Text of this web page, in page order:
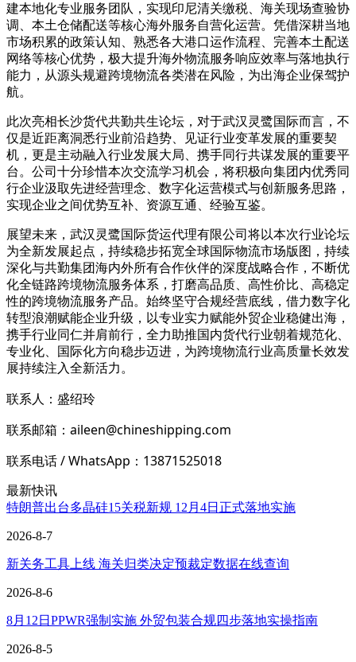
建本地化专业服务团队，实现印尼清关缴税、海关现场查验协
调、本土仓储配送等核心海外服务自营化运营。凭借深耕当地
市场积累的政策认知、熟悉各大港口运作流程、完善本土配送
网络等核心优势，极大提升海外物流服务响应效率与落地执行
能力，从源头规避跨境物流各类潜在风险，为出海企业保驾护
航。
此次亮相长沙货代共勤共生论坛，对于武汉灵鹭国际而言，不
仅是近距离洞悉行业前沿趋势、见证行业变革发展的重要契
机，更是主动融入行业发展大局、携手同行共谋发展的重要平
台。公司十分珍惜本次交流学习机会，将积极向集团内优秀同
行企业汲取先进经营理念、数字化运营模式与创新服务思路，
实现企业之间优势互补、资源互通、经验互鉴。
展望未来，武汉灵鹭国际货运代理有限公司将以本次行业论坛
为全新发展起点，持续稳步拓宽全球国际物流市场版图，持续
深化与共勤集团海内外所有合作伙伴的深度战略合作，不断优
化全链路跨境物流服务体系，打磨高品质、高性价比、高稳定
性的跨境物流服务产品。始终坚守合规经营底线，借力数字化
转型浪潮赋能企业升级，以专业实力赋能外贸企业稳健出海，
携手行业同仁并肩前行，全力助推国内货代行业朝着规范化、
专业化、国际化方向稳步迈进，为跨境物流行业高质量长效发
展持续注入全新活力。
联系人：盛绍玲
联系邮箱：aileen@chineshipping.com
联系电话 / WhatsApp：13871525018
最新快讯
特朗普出台多晶硅15关税新规 12月4日正式落地实施
2026-8-7
新关务工具上线 海关归类决定预裁定数据在线查询
2026-8-6
8月12日PPWR强制实施 外贸包装合规四步落地实操指南
2026-8-5